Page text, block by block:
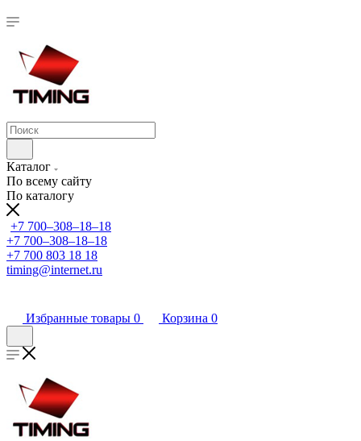
Каталог
По всему сайту
По каталогу
+7 700‒308‒18‒18
+7 700‒308‒18‒18
+7 700 803 18 18
timing@internet.ru
Избранные товары 0 Корзина 0